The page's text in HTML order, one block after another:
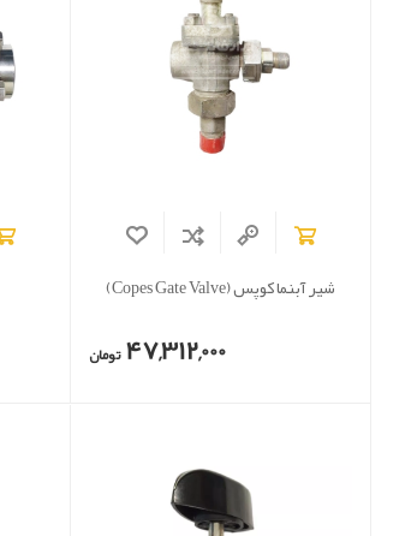
شیر آبنما کوپس (Copes Gate Valve)
47,312,000 تومان